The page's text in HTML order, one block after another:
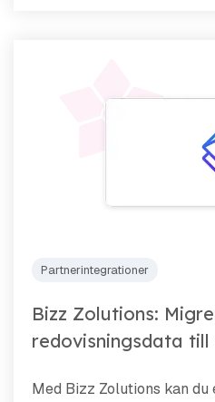
Partnerintegrationer
Bizz Zolutions:
redovisningsdata
Med Bizz Zolutions kan